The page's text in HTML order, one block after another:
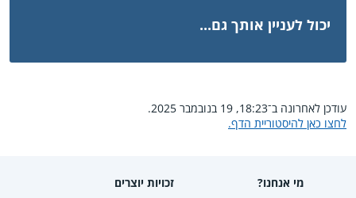
יכול לעניין אותך גם...
עודכן לאחרונה ב־18:23, 19 בנובמבר 2025.
לחצו כאן להיסטוריית הדף.
מי אנחנו? זכויות יוצרים